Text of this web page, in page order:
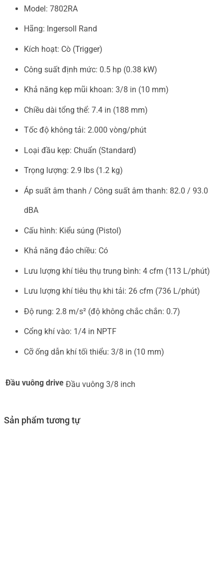
Model: 7802RA
Hãng: Ingersoll Rand
Kích hoạt: Cò (Trigger)
Công suất định mức: 0.5 hp (0.38 kW)
Khả năng kẹp mũi khoan: 3/8 in (10 mm)
Chiều dài tổng thể: 7.4 in (188 mm)
Tốc độ không tải: 2.000 vòng/phút
Loại đầu kẹp: Chuẩn (Standard)
Trọng lượng: 2.9 lbs (1.2 kg)
Áp suất âm thanh / Công suất âm thanh: 82.0 / 93.0
dBA
Cấu hình: Kiểu súng (Pistol)
Khả năng đảo chiều: Có
Lưu lượng khí tiêu thụ trung bình: 4 cfm (113 L/phút)
Lưu lượng khí tiêu thụ khi tải: 26 cfm (736 L/phút)
Độ rung: 2.8 m/s² (độ không chắc chắn: 0.7)
Cổng khí vào: 1/4 in NPTF
Cỡ ống dẫn khí tối thiểu: 3/8 in (10 mm)
Đầu vuông drive Đầu vuông 3/8 inch
Sản phẩm tương tự